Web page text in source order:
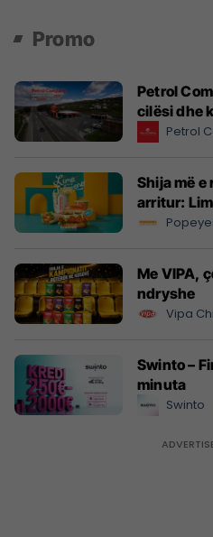
Promo
Petrol
cilësi dhe
Petrol
Shija më e
arritur:
Me VIPA,
ndryshe
Vipa
Swinto –
minuta
Swinto